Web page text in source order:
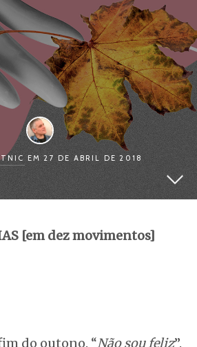
EM 27 DE ABRIL DE 2018
[em dez movimentos]
do outono. “Não sou feliz”.